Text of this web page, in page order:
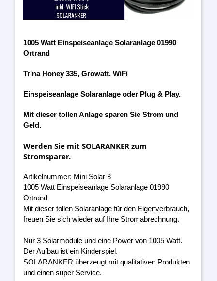
1005 Watt Einspeiseanlage Solaranlage 01990
Ortrand
Trina Honey 335, Growatt. WiFi
Einspeiseanlage Solaranlage oder Plug & Play.
Mit dieser tollen Anlage sparen Sie Strom und
Geld.
Werden Sie mit SOLARANKER zum
Stromsparer.
Artikelnummer: Mini Solar 3
1005 Watt Einspeiseanlage Solaranlage 01990
Ortrand
Mit dieser tollen Solaranlage für den Eigenverbrauch,
freuen Sie sich wieder auf Ihre Stromabrechnung.
Nur 3 Solarmodule und eine Power von 1005 Watt.
Der Aufbau ist ein Kinderspiel.
SOLARANKER überzeugt mit qualitativen Produkten
und einen super Service.